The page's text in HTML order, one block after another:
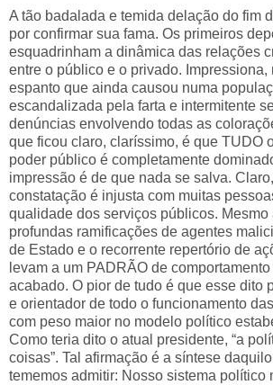
A tão badalada e temida delação do fim
por confirmar sua fama. Os primeiros
esquadrinham a dinâmica das relações
entre o público e o privado. Impressiona,
espanto que ainda causou numa
escandalizada pela farta e intermitente
denúncias envolvendo todas as
que ficou claro, claríssimo, é que TUDO
poder público é completamente
impressão é de que nada se salva.
constatação é injusta com muitas
qualidade dos serviços públicos. Mesmo
profundas ramificações de agentes
de Estado e o recorrente repertório de
levam a um PADRÃO de
acabado. O pior de tudo é que esse dito
e orientador de todo o funcionamento
com peso maior no modelo político
Como teria dito o atual presidente, “a
coisas”. Tal afirmação é a síntese
tememos admitir: Nosso sistema político